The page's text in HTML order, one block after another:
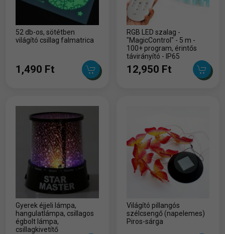
52 db-os, sötétben
világító csillag falmatrica
1,490 Ft
RGB LED szalag -
"MagicControl" - 5 m -
100+ program, érintős
távirányító - IP65
12,950 Ft
Gyerek éjjeli lámpa,
hangulatlámpa, csillagos
égbolt lámpa,
csillagkivetítő
Világító pillangós
szélcsengő (napelemes)
Piros-sárga